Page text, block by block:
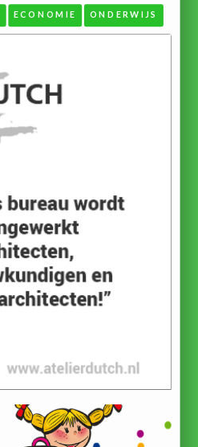
ECONOMIE ONDERWIJS